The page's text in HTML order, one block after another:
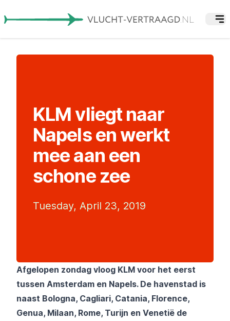
KLM vliegt naar
Napels en werkt
mee aan een
schone zee
Tuesday, April 23, 2019
Afgelopen zondag vloog KLM voor het eerst
tussen Amsterdam en Napels. De havenstad is
naast Bologna, Cagliari, Catania, Florence,
Genua, Milaan, Rome, Turijn en Venetië de